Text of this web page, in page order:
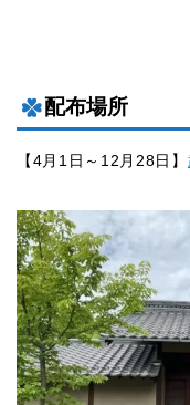
配布場所
【4月1日～12月28日】